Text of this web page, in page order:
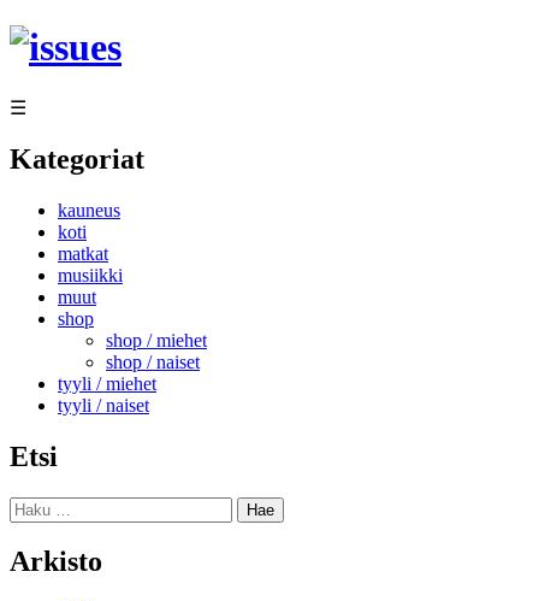
Siirry
sisältöön
☰
Kategoriat
kauneus
koti
matkat
musiikki
muut
shop
shop / miehet
shop / naiset
tyyli / miehet
tyyli / naiset
Etsi
Haku:
Arkisto